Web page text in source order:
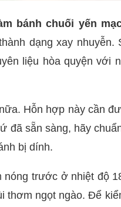
bánh chuối yến
dạng xay nhuyễn.
liệu hòa quyện với
Hỗn hợp này cần
đã sẵn sàng, hãy
bị dính.
trước ở nhiệt độ
thơm ngọt ngào. Để